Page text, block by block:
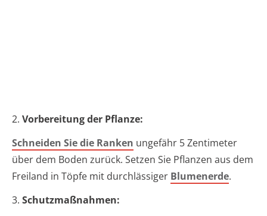
2. Vorbereitung der Pflanze:
Schneiden Sie die Ranken ungefähr 5 Zentimeter
über dem Boden zurück. Setzen Sie Pflanzen aus dem
Freiland in Töpfe mit durchlässiger Blumenerde.
3. Schutzmaßnahmen: